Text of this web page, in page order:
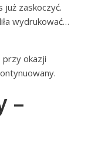
już zaskoczyć.
wydrukować…
przy okazji
–